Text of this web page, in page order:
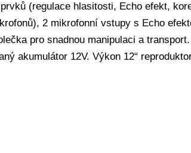
(regulace hlasitosti, Echo efekt,
2 mikrofonní vstupy s Echo
pro snadnou manipulaci a
akumulátor 12V. Výkon 12“